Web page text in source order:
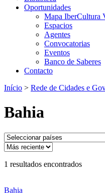
Oportunidades
Mapa IberCultura
Espacios
Agentes
Convocatorias
Eventos
Banco de Saberes
Contacto
Início > Rede de Cidades e
Bahia
1 resultados encontrados
Bahia